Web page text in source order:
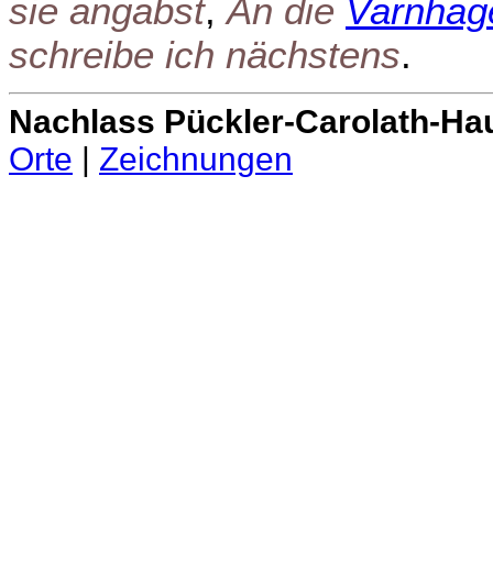
sie angabst,An die
schreibe ich nächstens.
Nachlass Pückler-Carolath-
Orte | Zeichnungen